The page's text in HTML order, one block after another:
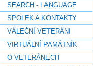
SEARCH - LANGUAGE
SPOLEK A KONTAKTY
VÁLEČNÍ VETERÁNI
VIRTUÁLNÍ PAMÁTNÍK
O VETERÁNECH